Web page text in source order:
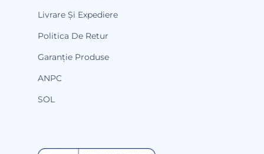
Livrare Și Expediere
Politica De Retur
Garanție Produse
ANPC
SOL